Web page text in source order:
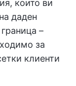
които ви
даден
–
за
клиенти